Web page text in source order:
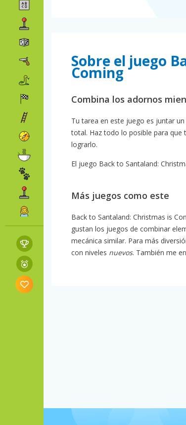
Sobre el juego
Coming
Combina los adornos
Tu tarea en este juego es juntar
total. Haz todo lo posible para
lograrlo.
El juego Back to Santaland:
Más juegos como este
Back to Santaland: Christmas is
gustan los juegos de combinar
mecánica similar. Para más
con niveles nuevos. También me